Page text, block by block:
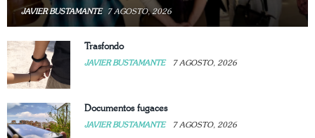
JAVIER BUSTAMANTE 7 AGOSTO, 2026
Trasfondo
JAVIER BUSTAMANTE 7 AGOSTO, 2026
Documentos fugaces
JAVIER BUSTAMANTE 7 AGOSTO, 2026